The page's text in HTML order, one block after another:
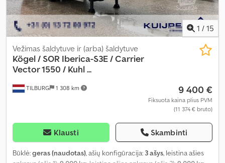
1 / 15
TILBURG 1 308 km
Vežimas šaldytuve ir (arba) šaldytuve
Kögel/ SOR Iberica-S3E / Carrier
Vector 1550 / Kuhl ...
9 400 €
Fiksuota kaina plius PVM
(11 374 € bruto)
Klausti Skambinti
Būklė:geras (naudotas), ašių konfigūracija: 3 ašys, leistina ašies